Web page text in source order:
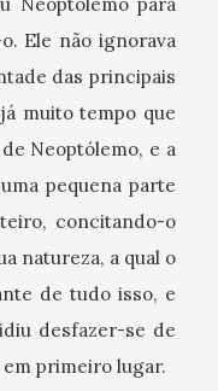
Ele não ignorava
das principais
muito tempo que
Neoptólemo, e a
pequena parte
concitando-o
natureza, a qual o
de tudo isso, e
desfazer-se de
primeiro lugar.